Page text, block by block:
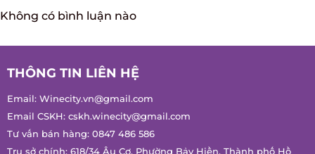
Không có bình luận nào
THÔNG TIN LIÊN HỆ
Email: Winecity.vn@gmail.com
Email CSKH: cskh.winecity@gmail.com
Tư vấn bán hàng: 0847 486 586
Trụ sở chính: 618/34 Âu Cơ, Phường Bảy Hiền, Thành phố Hồ